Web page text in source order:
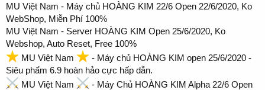
MU Việt Nam - Máy chủ HOÀNG KIM 22/6 Open 22/6/2020, Ko
WebShop, Miễn Phí 100%
MU Việt Nam - Server HOÀNG KIM Open 25/6/2020, Ko
Webshop, Auto Reset, Free 100%
MU Việt Nam
- Máy chủ HOÀNG KIM open 25/6/2020 -
Siêu phẩm 6.9 hoàn hảo cực hấp dẫn.
MU Việt Nam
- Máy Chủ HOÀNG KIM Alpha 22/6 Open